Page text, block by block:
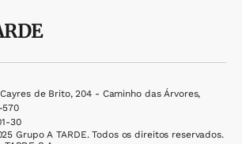
de Brito, 204 - Caminho das Árvores,
570
30
Grupo A TARDE. Todos os direitos reservados.